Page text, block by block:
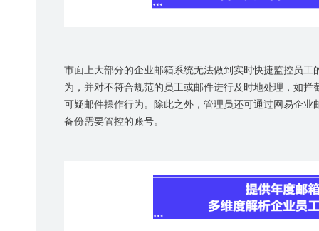
市面上大部分的企业邮箱系统无法做到实时快捷监控员工
为，并对不符合规范的员工或邮件进行及时地处理，如
可疑邮件操作行为。除此之外，管理员还可通过网易企
备份需要管控的账号。